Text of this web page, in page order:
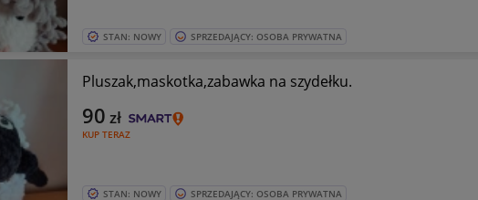
STAN: NOWY SPRZEDAJĄCY: OSOBA PRYWATNA
Pluszak,maskotka,zabawka na szydełku.
KUP TERAZ
90 zł
STAN: NOWY SPRZEDAJĄCY: OSOBA PRYWATNA